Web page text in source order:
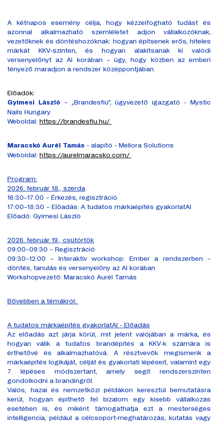
A kétnapos esemény célja, hogy kézzelfogható tudást és
azonnal alkalmazható szemléletet adjon vállalkozóknak,
vezetőknek és döntéshozóknak: hogyan építsenek erős, hiteles
márkát KKV-szinten, és hogyan alakítsanak ki valódi
versenyelőnyt az AI korában – úgy, hogy közben az emberi
tényező maradjon a rendszer középpontjában.
Előadók:
Gyimesi László– „Brandesfiú”, ügyvezető igazgató - Mystic
Nails Hungary
Weboldal: https://brandesfiu.hu/
Maracskó Aurél Tamás - alapító - Meliora Solutions
Weboldal: https://aurelmaracsko.com/
Program:
2026. február 18., szerda
16:30–17:00 – Érkezés, regisztráció
17:00–18:30 – Előadás: A tudatos márkaépítés gyakorlatAI
Előadó: Gyimesi László
2026. február 19., csütörtök
09:00–09:30 – Regisztráció
09:30–12:00 – Interaktív workshop: Ember a rendszerben –
döntés, tanulás és versenyelőny az AI korában
Workshopvezető: Maracskó Aurél Tamás
Bővebben a témákról:
A tudatos márkaépítés gyakorlatAI - Előadás
Az előadás azt járja körül, mit jelent valójában a márka, és
hogyan válik a tudatos brandépítés a KKV-k számára is
érthetővé és alkalmazhatóvá. A résztvevők megismerik a
márkaépítés logikáját, célját és gyakorlati lépéseit, valamint egy
7 lépéses módszertant, amely segít rendszerszinten
gondolkodni a brandingről.
Valós, hazai és nemzetközi példákon keresztül bemutatásra
kerül, hogyan építhető fel bizalom egy kisebb vállalkozás
esetében is, és miként támogathatja ezt a mesterséges
intelligencia, például a célcsoport-meghatározás, kutatás vagy